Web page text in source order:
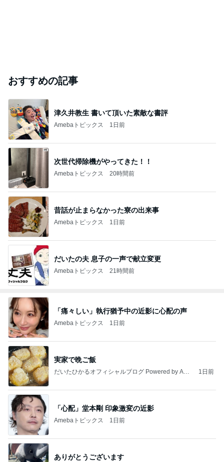
おすすめの記事
津久井教生 書いて頂いた素敵な書評
Amebaトピックス 1日前
次世代掃除機がやってきた！！
Amebaトピックス 20時間前
昔話が止まらなかった寮の出来事
Amebaトピックス 1日前
だいたの夫 息子の一声で献立変更
Amebaトピックス 21時間前
「痛々しい」執行猶予中の近影に心配の声
Amebaトピックス 1日前
実家で晩ご飯
だいたひかるオフィシャルブログ Powered by Ame
1日前
「心配」堂本剛 印象激変の近影
Amebaトピックス 1日前
ありがとうございます